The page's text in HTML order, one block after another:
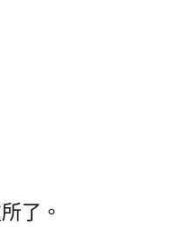
了。